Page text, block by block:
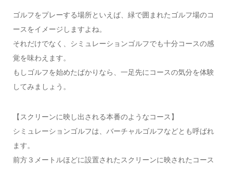
ゴルフをプレーする場所といえば、緑で囲まれたゴルフ場のコ
ースをイメージしますよね。
それだけでなく、シミュレーションゴルフでも十分コースの感
覚を味わえます。
もしゴルフを始めたばかりなら、一足先にコースの気分を体験
してみましょう。
【スクリーンに映し出される本番のようなコース】
シミュレーションゴルフは、バーチャルゴルフなどとも呼ばれ
ます。
前方３メートルほどに設置されたスクリーンに映されたコース